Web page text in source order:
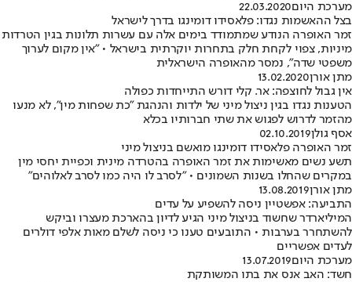
מערכת היום22.03.2020
בצל ההאשמות נגדו: פלאסידו דומינגו בדרך לישראל
זמר האופרה הנודע שמתמודד בימים אלה עם עשרות תלונות בגין הטרדות
מיניות, צפוי לקחת חלק בתחרות יוקרתית בישראל • "אין מקום לערוך
משפטי שדה", נמסר מהאופרה הישראלית
מתן אורן13.02.2020
אין גבול לחוצפה: אר. קלי דורש התייחדות כפולה
הטענות נגדו בגין ניצול מיני של ילדות והנהגת "כת שפחות מין", לא מנעו
מהזמר לדרוש לפגוש את שתי חברותיו בכלא
אסף גולן02.10.2019
זמר האופרה פלאסידו דומינגו מואשם בניצול מיני
תשע נשים מאשימות את זמר האופרה בהטרדה מינית וכפיית יחסי מין
במקרים שהחלו בשנות השמונים • "לסרב לו היה כמו לסרב לאלוהים"
מתן אורן13.08.2019
התביעה: אפשטיין ניסה להשפיע על עדים
המיליארדר שחשוד בניצול מיני הגיע לדיון בהארכת מעצרו וביקש
להשתחרר בערבות • התובעים טענו כי ניסה לשלם מאות אלפי דולרים
לעדים אפשריים
מערכת היום13.07.2019
חשד: האב אנס את בתו המשותקת